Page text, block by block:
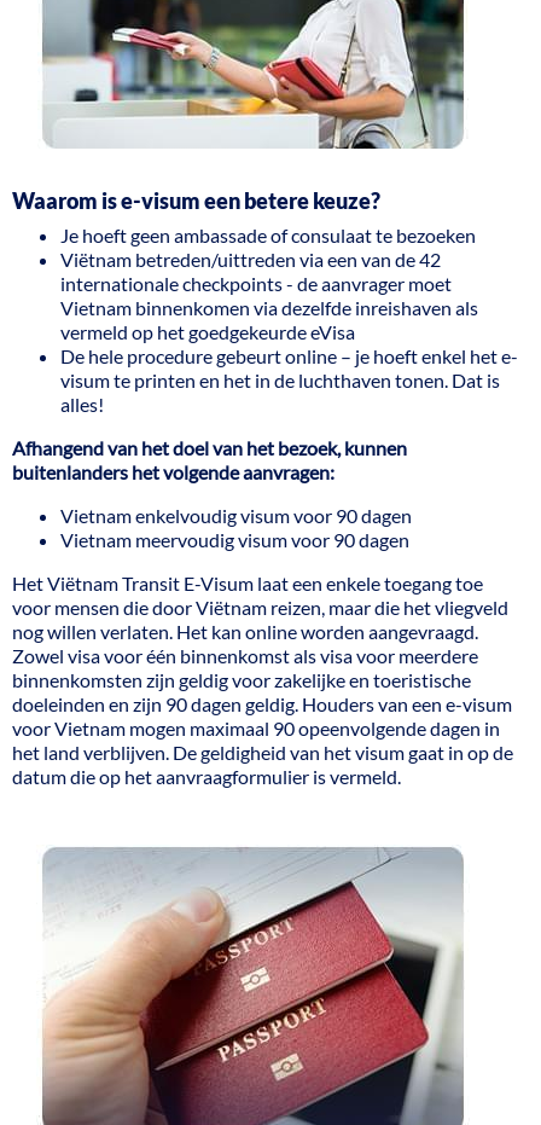
Waarom is e-visum een betere keuze?
Je hoeft geen ambassade of consulaat te bezoeken
Viëtnam betreden/uittreden via een van de 42
internationale checkpoints - de aanvrager moet
Vietnam binnenkomen via dezelfde inreishaven als
vermeld op het goedgekeurde eVisa
De hele procedure gebeurt online – je hoeft enkel het e-
visum te printen en het in de luchthaven tonen. Dat is
alles!
Afhangend van het doel van het bezoek, kunnen
buitenlanders het volgende aanvragen:
Vietnam enkelvoudig visum voor 90 dagen
Vietnam meervoudig visum voor 90 dagen
Het Viëtnam Transit E-Visum laat een enkele toegang toe
voor mensen die door Viëtnam reizen, maar die het vliegveld
nog willen verlaten. Het kan online worden aangevraagd.
Zowel visa voor één binnenkomst als visa voor meerdere
binnenkomsten zijn geldig voor zakelijke en toeristische
doeleinden en zijn 90 dagen geldig. Houders van een e-visum
voor Vietnam mogen maximaal 90 opeenvolgende dagen in
het land verblijven. De geldigheid van het visum gaat in op de
datum die op het aanvraagformulier is vermeld.